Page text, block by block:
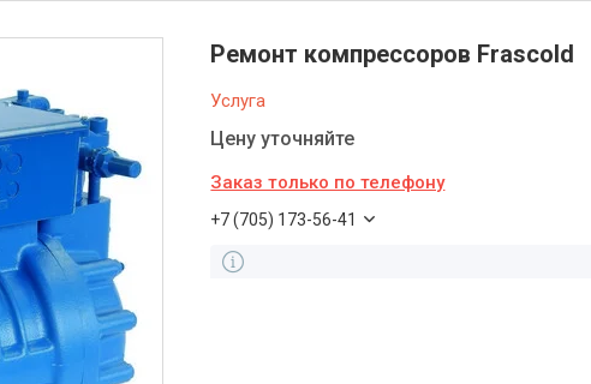
Ремонт компрессоров Frascold
Услуга
Цену уточняйте
Заказ только по телефону
+7 (705) 173-56-41